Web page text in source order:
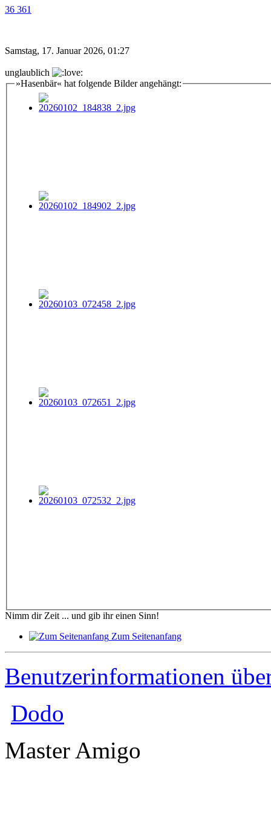
36 361
Samstag, 17. Januar 2026, 01:27
unglaublich
»Hasenbär« hat folgende Bilder angehängt:
Nimm dir Zeit ... und gib ihr einen Sinn!
Zum Seitenanfang
Benutzerinformationen
Dodo
Master Amigo